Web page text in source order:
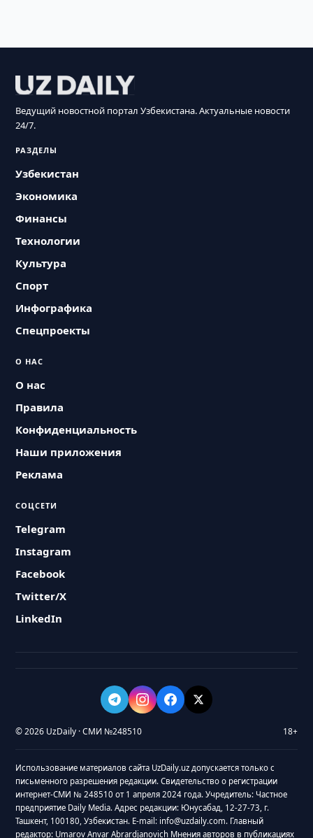
Ведущий новостной портал Узбекистана. Актуальные новости
24/7.
РАЗДЕЛЫ
Узбекистан
Экономика
Финансы
Технологии
Культура
Спорт
Инфографика
Спецпроекты
О НАС
О нас
Правила
Конфиденциальность
Наши приложения
Реклама
СОЦСЕТИ
Telegram
Instagram
Facebook
Twitter/X
LinkedIn
© 2026 UzDaily · СМИ №248510 18+
Использование материалов сайта UzDaily.uz допускается только с
письменного разрешения редакции. Свидетельство о регистрации
интернет-СМИ № 248510 от 1 апреля 2024 года. Учредитель: Частное
предприятие Daily Media. Адрес редакции: Юнусабад, 12-27-73, г.
Ташкент, 100180, Узбекистан. E-mail: info@uzdaily.com. Главный
редактор: Umarov Anvar Abrardjanovich Мнения авторов в публикациях